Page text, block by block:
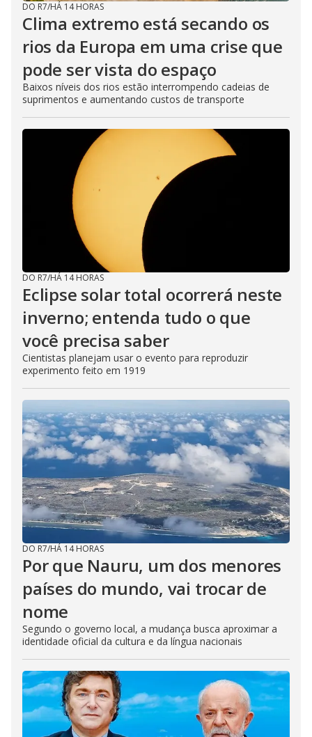
DO R7/HÁ 14 HORAS
Clima extremo está secando os
rios da Europa em uma crise que
pode ser vista do espaço
Baixos níveis dos rios estão interrompendo cadeias de
suprimentos e aumentando custos de transporte
DO R7/HÁ 14 HORAS
Eclipse solar total ocorrerá neste
inverno; entenda tudo o que
você precisa saber
Cientistas planejam usar o evento para reproduzir
experimento feito em 1919
DO R7/HÁ 14 HORAS
Por que Nauru, um dos menores
países do mundo, vai trocar de
nome
Segundo o governo local, a mudança busca aproximar a
identidade oficial da cultura e da língua nacionais